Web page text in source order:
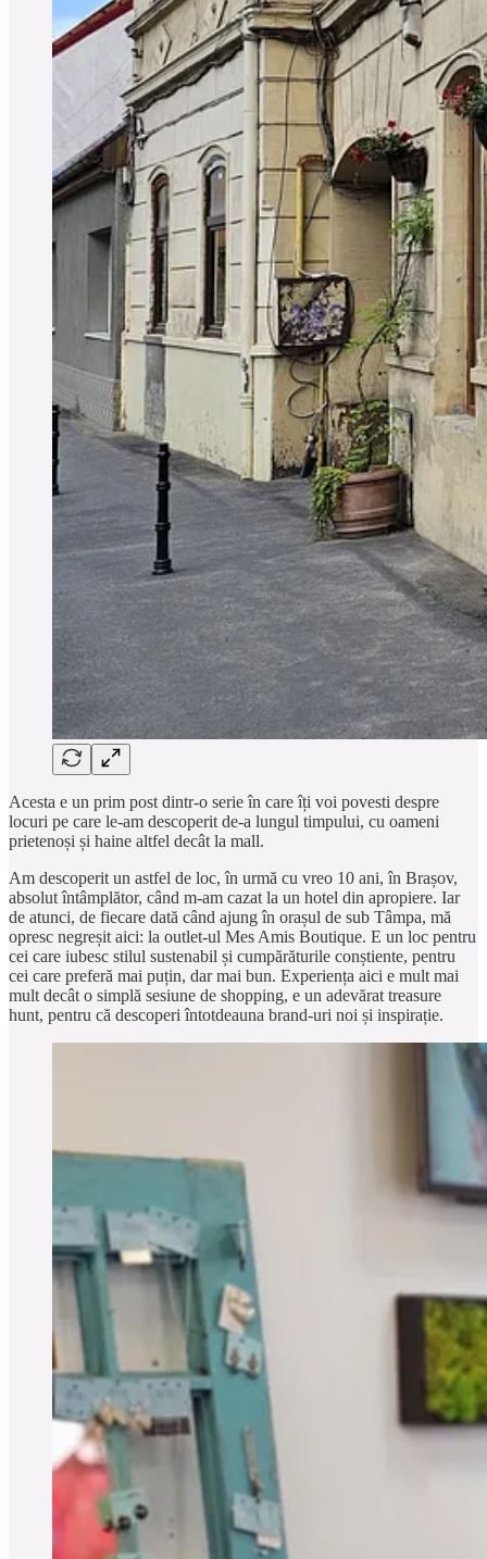
Acesta e un prim post dintr-o serie în care îți voi povesti despre
locuri pe care le-am descoperit de-a lungul timpului, cu oameni
prietenoși și haine altfel decât la mall.
Am descoperit un astfel de loc, în urmă cu vreo 10 ani, în Brașov,
absolut întâmplător, când m-am cazat la un hotel din apropiere. Iar
de atunci, de fiecare dată când ajung în orașul de sub Tâmpa, mă
opresc negreșit aici: la outlet-ul Mes Amis Boutique. E un loc pentru
cei care iubesc stilul sustenabil și cumpărăturile conștiente , pentru
cei care preferă mai puțin, dar mai bun. Experiența aici e mult mai
mult decât o simplă sesiune de shopping, e un adevărat treasure
hunt, pentru că descoperi întotdeauna brand-uri noi și inspirație.